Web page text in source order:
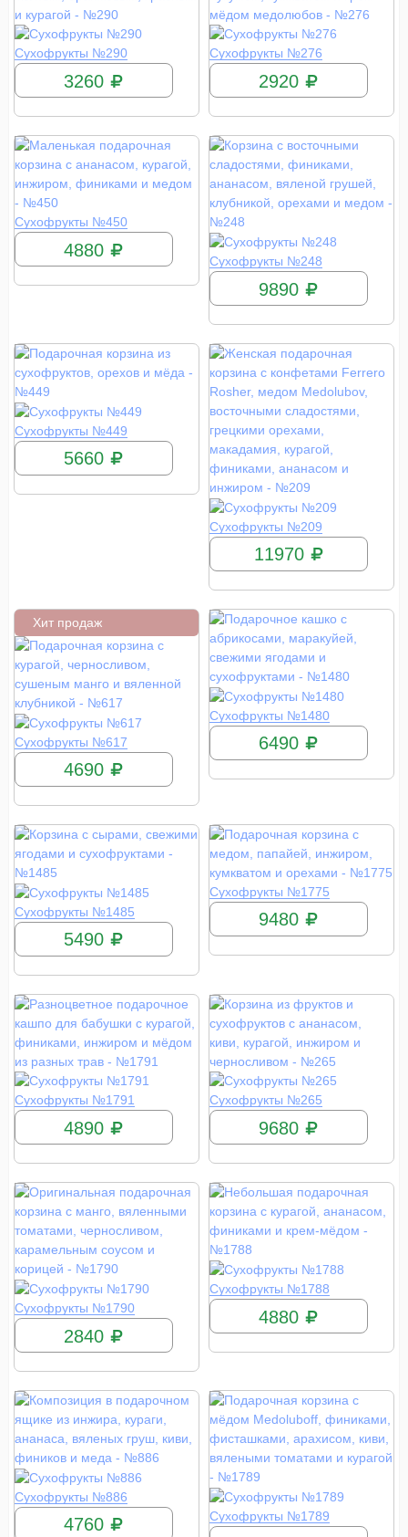
Сухофрукты №290
КУПИТЬ
3260
Сухофрукты №276
КУПИТЬ
2920
Сухофрукты №450
КУПИТЬ
4880
Сухофрукты №248
КУПИТЬ
9890
Сухофрукты №449
КУПИТЬ
5660
Сухофрукты №209
КУПИТЬ
11970
Хит продаж
Сухофрукты №617
КУПИТЬ
4690
Сухофрукты №1480
КУПИТЬ
6490
Сухофрукты №1485
КУПИТЬ
5490
Сухофрукты №1775
КУПИТЬ
9480
Сухофрукты №1791
КУПИТЬ
4890
Сухофрукты №265
КУПИТЬ
9680
Сухофрукты №1790
КУПИТЬ
2840
Сухофрукты №1788
КУПИТЬ
4880
Сухофрукты №886
КУПИТЬ
4760
Сухофрукты №1789
КУПИТЬ